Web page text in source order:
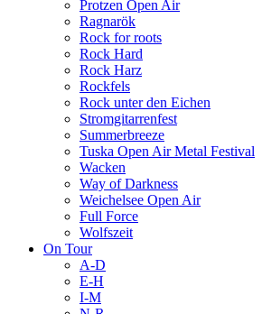
Protzen Open Air
Ragnarök
Rock for roots
Rock Hard
Rock Harz
Rockfels
Rock unter den Eichen
Stromgitarrenfest
Summerbreeze
Tuska Open Air Metal Festival
Wacken
Way of Darkness
Weichelsee Open Air
Full Force
Wolfszeit
On Tour
A-D
E-H
I-M